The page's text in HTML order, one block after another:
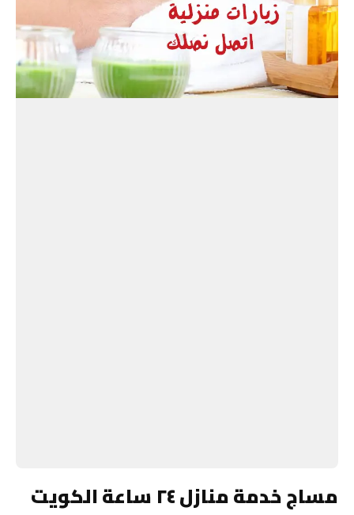
مساج خدمة منازل ٢٤ ساعة الكويت